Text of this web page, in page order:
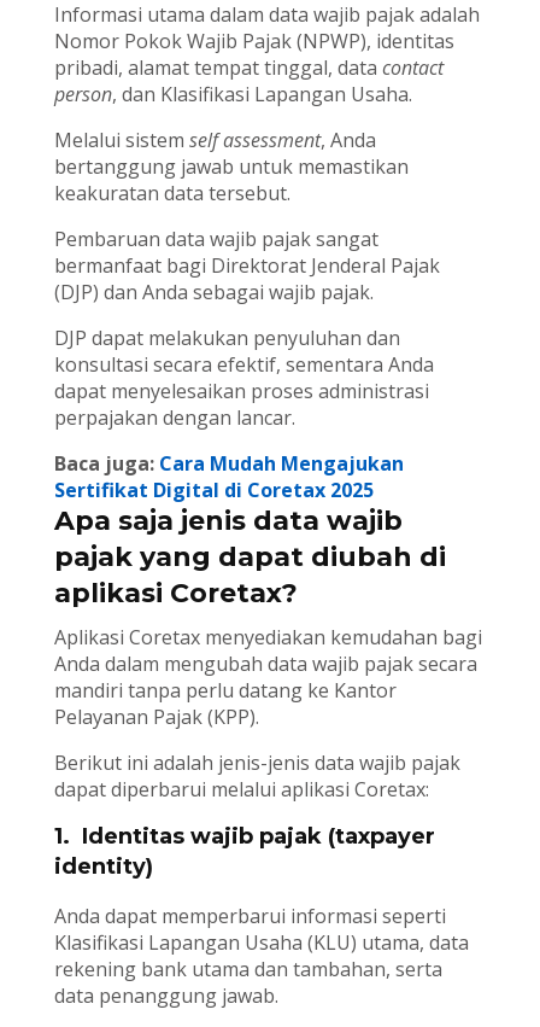
Informasi utama dalam data wajib pajak adalah
Nomor Pokok Wajib Pajak (NPWP), identitas
pribadi, alamat tempat tinggal, data contact
person, dan Klasifikasi Lapangan Usaha.
Melalui sistem self assessment, Anda
bertanggung jawab untuk memastikan
keakuratan data tersebut.
Pembaruan data wajib pajak sangat
bermanfaat bagi Direktorat Jenderal Pajak
(DJP) dan Anda sebagai wajib pajak.
DJP dapat melakukan penyuluhan dan
konsultasi secara efektif, sementara Anda
dapat menyelesaikan proses administrasi
perpajakan dengan lancar.
Baca juga: Cara Mudah Mengajukan
Sertifikat Digital di Coretax 2025
Apa saja jenis data wajib
pajak yang dapat diubah di
aplikasi Coretax?
Aplikasi Coretax menyediakan kemudahan bagi
Anda dalam mengubah data wajib pajak secara
mandiri tanpa perlu datang ke Kantor
Pelayanan Pajak (KPP).
Berikut ini adalah jenis-jenis data wajib pajak
dapat diperbarui melalui aplikasi Coretax:
1. Identitas wajib pajak (taxpayer
identity)
Anda dapat memperbarui informasi seperti
Klasifikasi Lapangan Usaha (KLU) utama, data
rekening bank utama dan tambahan, serta
data penanggung jawab.